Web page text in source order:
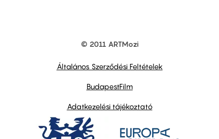
© 2011 ARTMozi
Általános Szerződési Feltételek
BudapestFilm
Adatkezelési tájékoztató